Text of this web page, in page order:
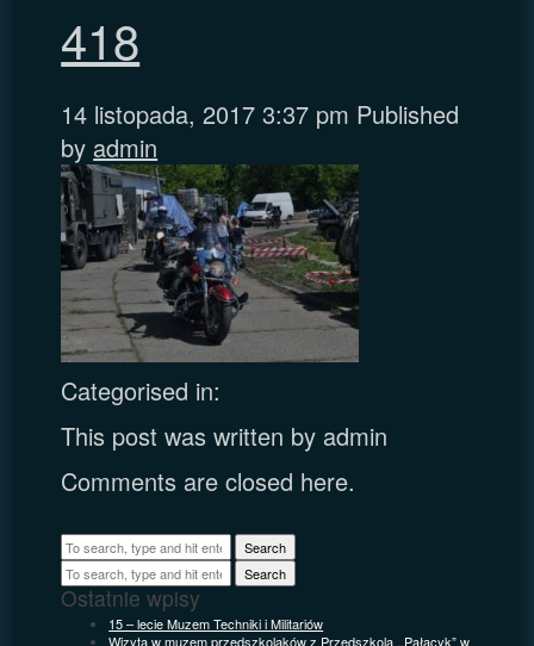
418
14 listopada, 2017 3:37 pm Published
by admin
Categorised in:
This post was written by admin
Comments are closed here.
Search
Search
Ostatnie wpisy
15 – lecie Muzem Techniki i Militariów
Wizyta w muzem przedszkolaków z Przedszkola ,,Pałacyk” w